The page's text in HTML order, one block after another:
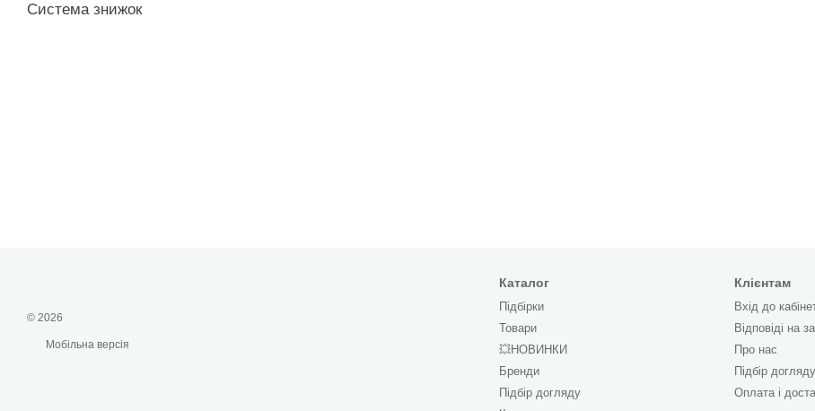
Система знижок
© 2026
Мобільна версія
Каталог
Підбірки
Товари
💥НОВИНКИ
Бренди
Підбір догляду
Клієнтам
Вхід до
Відповіді на
Про нас
Підбір догляду
Оплата і